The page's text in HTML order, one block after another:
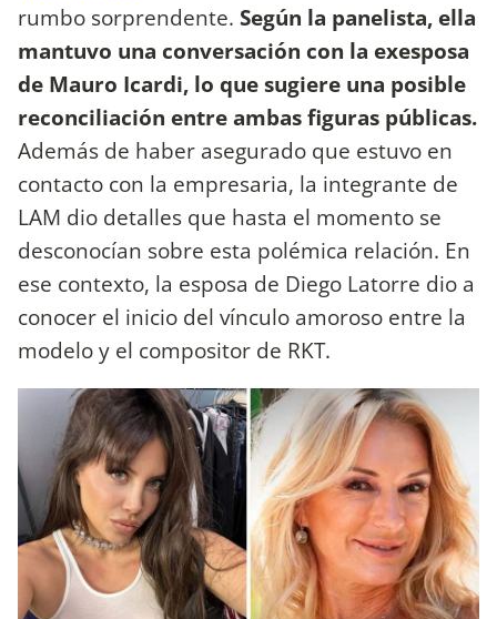
rumbo sorprendente. Según la panelista, ella
mantuvo una conversación con la exesposa
de Mauro Icardi, lo que sugiere una posible
reconciliación entre ambas figuras públicas.
Además de haber asegurado que estuvo en
contacto con la empresaria, la integrante de
LAM dio detalles que hasta el momento se
desconocían sobre esta polémica relación. En
ese contexto, la esposa de Diego Latorre dio a
conocer el inicio del vínculo amoroso entre la
modelo y el compositor de RKT.